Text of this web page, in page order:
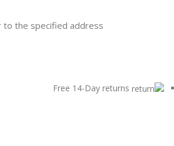
to the specified address
Free 14-Day returns